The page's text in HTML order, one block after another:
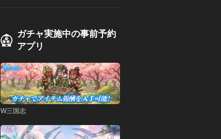
ガチャ実施中の事前予約
アプリ
W三国志